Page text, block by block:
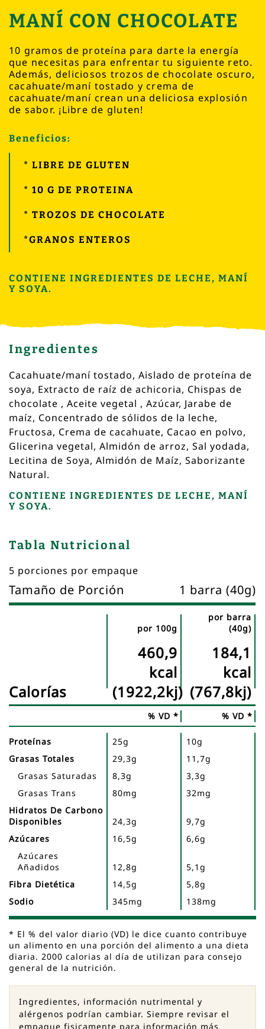
MANÍ CON CHOCOLATE
10 gramos de proteína para darte la energía
que necesitas para enfrentar tu siguiente reto.
Además, deliciosos trozos de chocolate oscuro,
cacahuate/maní tostado y crema de
cacahuate/maní crean una deliciosa explosión
de sabor. ¡Libre de gluten!
Beneficios:
* LIBRE DE GLUTEN
* 10 G DE PROTEINA
* TROZOS DE CHOCOLATE
*GRANOS ENTEROS
CONTIENE INGREDIENTES DE LECHE, MANÍ
Y SOYA.
Ingredientes
Cacahuate/maní tostado, Aislado de proteína de
soya, Extracto de raíz de achicoria, Chispas de
chocolate , Aceite vegetal , Azúcar, Jarabe de
maíz, Concentrado de sólidos de la leche,
Fructosa, Crema de cacahuate, Cacao en polvo,
Glicerina vegetal, Almidón de arroz, Sal yodada,
Lecitina de Soya, Almidón de Maíz, Saborizante
Natural.
CONTIENE INGREDIENTES DE LECHE, MANÍ
Y SOYA.
Tabla Nutricional
5 porciones por empaque
Tamaño de Porción 1 barra (40g)
nutriente
por 100g
por barra
(40g)
Calorías
460,9
kcal
(1922,2kj)
184,1
kcal
(767,8kj)
% VD * % VD *
Proteínas 25g
10g
Grasas Totales
29,3g
11,7g
Grasas Saturadas
8,3g
3,3g
Grasas Trans
80mg
32mg
Hidratos De Carbono
Disponibles
24,3g
9,7g
Azúcares
16,5g
6,6g
Azúcares
Añadidos
12,8g
5,1g
Fibra Dietética
14,5g
5,8g
Sodio
345mg 138mg
* El % del valor diario (VD) le dice cuanto contribuye
un alimento en una porción del alimento a una dieta
diaria. 2000 calorias al día de utilizan para consejo
general de la nutrición.
Ingredientes, información nutrimental y
alérgenos podrían cambiar. Siempre revisar el
empaque fisicamente para información más